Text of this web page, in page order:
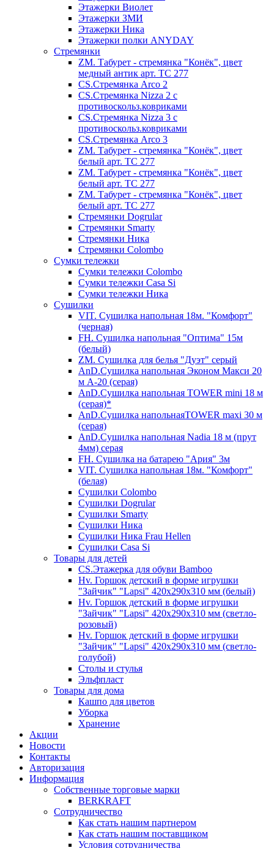
Этажерки Виолет
Этажерки ЗМИ
Этажерки Ника
Этажерки полки ANYDAY
Стремянки
ZM. Табурет - стремянка "Конёк", цвет
медный антик арт. ТС 277
CS.Стремянка Arco 2
CS.Стремянка Nizza 2 с
противоскольз.ковриками
CS.Стремянка Nizza 3 с
противоскольз.ковриками
CS.Стремянка Arco 3
ZM. Табурет - стремянка "Конёк", цвет
белый арт. ТС 277
ZM. Табурет - стремянка "Конёк", цвет
белый арт. ТС 277
ZM. Табурет - стремянка "Конёк", цвет
белый арт. ТС 277
Стремянки Dogrular
Стремянки Smarty
Стремянки Ника
Стремянки Сolombo
Сумки тележки
Сумки тележки Colombo
Сумки тележки Сasa Si
Сумки тележки Ника
Сушилки
VIT. Сушилка напольная 18м. "Комфорт"
(черная)
FH. Сушилка напольная "Оптима" 15м
(белый)
ZM. Сушилка для белья "Дуэт" серый
AnD.Сушилка напольная Эконом Макси 20
м А-20 (серая)
AnD.Сушилка напольная TOWER mini 18 м
(серая)*
AnD.Сушилка напольнаяTOWER maxi 30 м
(серая)
AnD.Сушилка напольная Nadia 18 м (прут
4мм) серая
FH. Сушилка на батарею "Ария" 3м
VIT. Сушилка напольная 18м. "Комфорт"
(белая)
Cушилки Colombo
Сушилки Dogrular
Сушилки Smarty
Сушилки Ника
Сушилки Ника Frau Hellen
Сушилки Сasa Si
Товары для детей
CS.Этажерка для обуви Bamboo
Hv. Горшок детский в форме игрушки
"Зайчик" "Lapsi" 420х290х310 мм (белый)
Hv. Горшок детский в форме игрушки
"Зайчик" "Lapsi" 420х290х310 мм (светло-
розовый)
Hv. Горшок детский в форме игрушки
"Зайчик" "Lapsi" 420х290х310 мм (светло-
голубой)
Столы и стулья
Эльфпласт
Товары для дома
Кашпо для цветов
Уборка
Хранение
Акции
Новости
Контакты
Авторизация
Информация
Собственные торговые марки
BERKRAFT
Сотрудничество
Как стать нашим партнером
Как стать нашим поставщиком
Условия сотрудничества